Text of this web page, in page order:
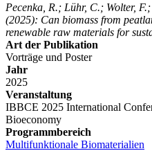
Pecenka, R.; Lühr, C.; Wolter,
(2025): Can biomass from
renewable raw materials for
Art der Publikation
Vorträge und Poster
Jahr
2025
Veranstaltung
IBBCE 2025 International
Bioeconomy
Programmbereich
Multifunktionale Biomaterialien